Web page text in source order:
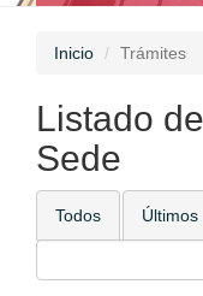
Inicio Trámites
Listado
Sede
Todos Últimos